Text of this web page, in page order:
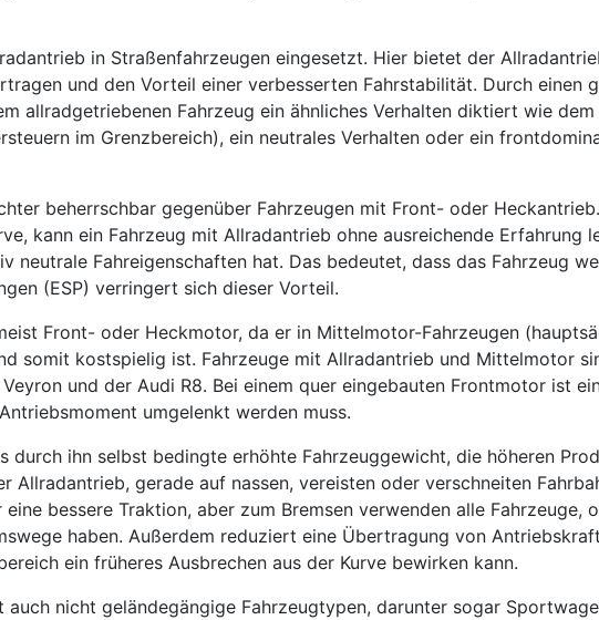
in Straßenfahrzeugen eingesetzt. Hier bietet der
und den Vorteil einer verbesserten Fahrstabilität. Durch einen
allradgetriebenen Fahrzeug ein ähnliches Verhalten diktiert wie
im Grenzbereich), ein neutrales Verhalten oder ein
beherrschbar gegenüber Fahrzeugen mit Front- oder
kann ein Fahrzeug mit Allradantrieb ohne ausreichende Erfahrung
neutrale Fahreigenschaften hat. Das bedeutet, dass das Fahrzeug
(ESP) verringert sich dieser Vorteil.
Front- oder Heckmotor, da er in Mittelmotor-Fahrzeugen
somit kostspielig ist. Fahrzeuge mit Allradantrieb und Mittelmotor
und der Audi R8. Bei einem quer eingebauten Frontmotor ist
umgelenkt werden muss.
durch ihn selbst bedingte erhöhte Fahrzeuggewicht, die höheren
Allradantrieb, gerade auf nassen, vereisten oder verschneiten
bessere Traktion, aber zum Bremsen verwenden alle
haben. Außerdem reduziert eine Übertragung von
ein früheres Ausbrechen aus der Kurve bewirken kann.
auch nicht geländegängige Fahrzeugtypen, darunter sogar